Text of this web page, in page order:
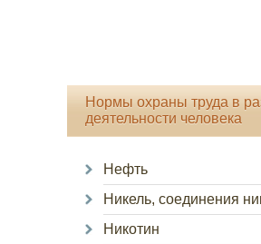
Нормы охраны труда в
деятельности человека
Нефть
Никель, соединения
Никотин